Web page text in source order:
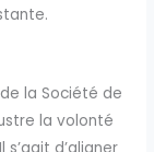
la Société de
la volonté